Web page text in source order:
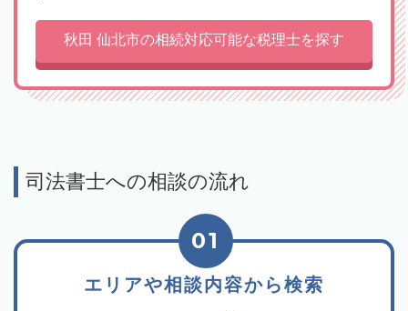
秋田 仙北市の相続対応可能な税理士を探す
司法書士への相談の流れ
エリアや相談内容から検索
01